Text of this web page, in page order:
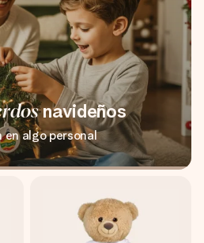
navideños
algo personal